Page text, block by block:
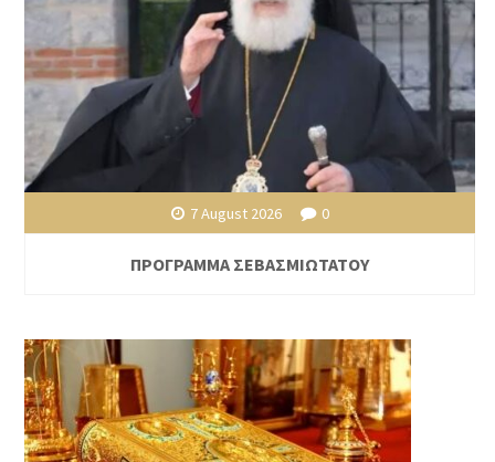
7 August 2026 0
ΠΡΟΓΡΑΜΜΑ ΣΕΒΑΣΜΙΩΤΑΤΟΥ